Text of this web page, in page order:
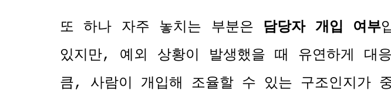
또 하나 자주 놓치는 부분은 담당자 개입 여부
있지만, 예외 상황이 발생했을 때 유연하게 대
큼, 사람이 개입해 조율할 수 있는 구조인지가